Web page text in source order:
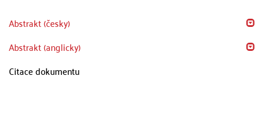
Abstrakt (česky)
Abstrakt (anglicky)
Citace dokumentu